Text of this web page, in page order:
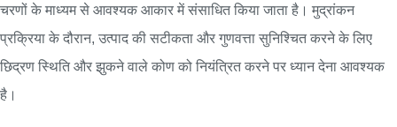
चरणों के माध्यम से आवश्यक आकार में संसाधित किया जाता है। मुद्रांकन
प्रक्रिया के दौरान, उत्पाद की सटीकता और गुणवत्ता सुनिश्चित करने के लिए
छिद्रण स्थिति और झुकने वाले कोण को नियंत्रित करने पर ध्यान देना आवश्यक
है।